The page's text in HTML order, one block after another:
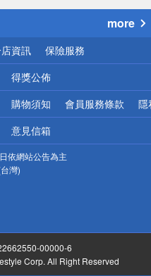
more
資訊 保險服務
得獎公佈
購物須知 會員服務條款 隱
意見信箱
依網站公告為主
灣)
00000-6
Corp. All Right Reserved